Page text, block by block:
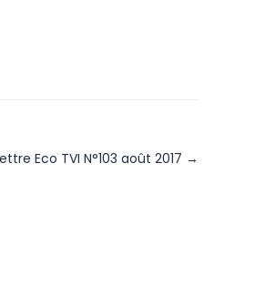
Eco TVI N°103 août 2017 →